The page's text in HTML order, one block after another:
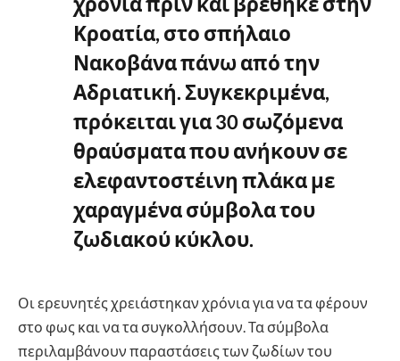
Κροατία, στο σπήλαιο
Νακοβάνα πάνω από την
Αδριατική. Συγκεκριμένα,
πρόκειται για 30 σωζόμενα
θραύσματα που ανήκουν σε
ελεφαντοστέινη πλάκα με
χαραγμένα σύμβολα του
ζωδιακού κύκλου.
Οι ερευνητές χρειάστηκαν χρόνια για να τα φέρουν
στο φως και να τα συγκολλήσουν. Τα σύμβολα
περιλαμβάνουν παραστάσεις των ζωδίων του